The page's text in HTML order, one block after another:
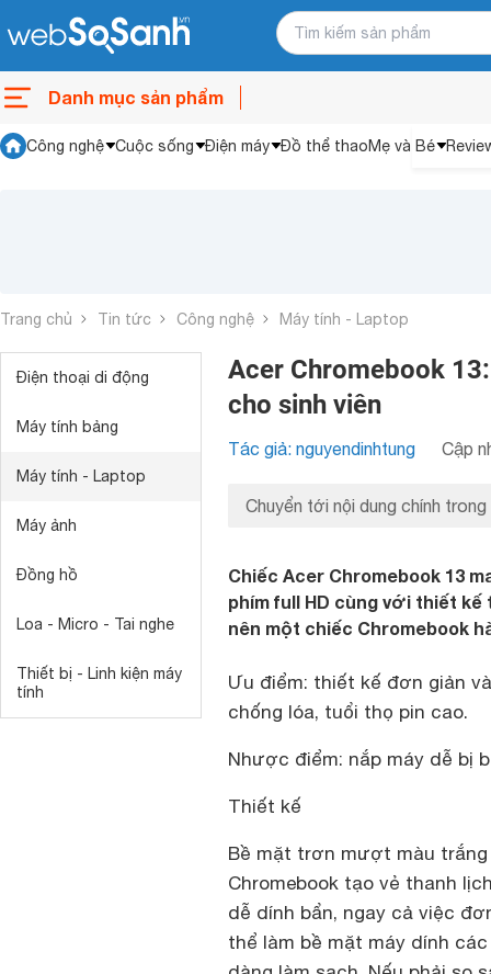
Danh mục sản phẩm
Công nghệ Cuộc sống Điện máy Đồ thể thaoMẹ và Bé
Trang chủ Tin tức Công nghệ Máy tính - Laptop
Điện thoại di động
Máy tính bảng
Máy tính - Laptop
Máy ảnh
Đồng hồ
Loa - Micro - Tai nghe
Thiết bị - Linh kiện máy
tính
Acer Chromebook
cho sinh viên
Tác giả: nguyendinhtung Cập
Chuyển tới nội dung chính trong
Chiếc Acer Chromebook 13
phím full HD cùng với thiết kế
nên một chiếc Chromebook
Ưu điểm: thiết kế đơn giản
chống lóa, tuổi thọ pin cao.
Nhược điểm: nắp máy dễ bị
Thiết kế
Bề mặt trơn mượt màu
Chromebook tạo vẻ thanh
dễ dính bẩn, ngay cả việc
thể làm bề mặt máy dính